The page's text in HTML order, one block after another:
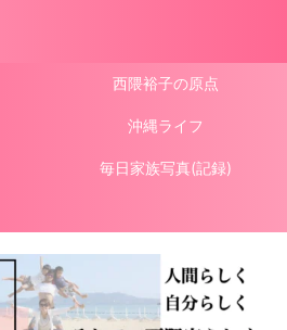
西隈裕子の原点
沖縄ライフ
毎日家族写真(記録)